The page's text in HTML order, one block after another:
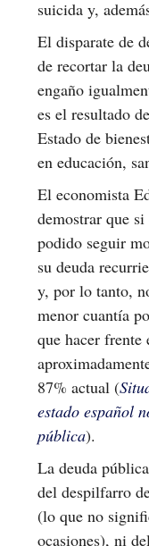
suicida y,
El disparate de
de recortar la
engaño
es el resultado
Estado de
en educación,
El economista
demostrar que
podido seguir
su deuda
y, por lo tanto,
menor cuantía
que hacer frente
87% actual (
estado español
pública).
La deuda
del despilfarro
(lo que no
ocasiones), ni